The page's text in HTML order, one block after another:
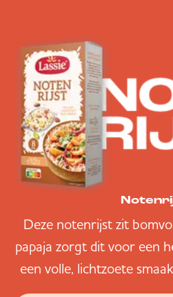
Deze notenrijst zit
papaja zorgt dit voor een
een volle, lichtzoete